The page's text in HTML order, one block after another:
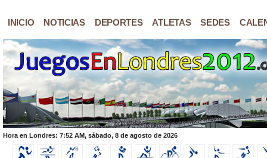
INICIO NOTICIAS DEPORTES ATLETAS SEDES
Hora en Londres: 7:52 AM, sábado, 8 de agosto de 2026